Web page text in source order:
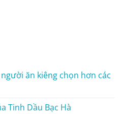
ăn kiêng chọn hơn các
Tinh Dầu Bạc Hà